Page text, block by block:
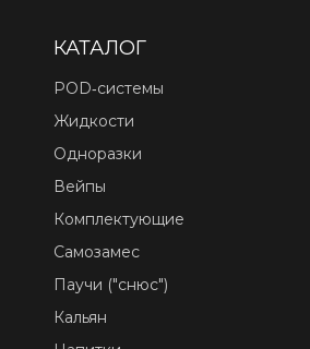
КАТАЛОГ
POD‑системы
Жидкости
Одноразки
Вейпы
Комплектующие
Самозамес
Паучи ("снюс")
Кальян